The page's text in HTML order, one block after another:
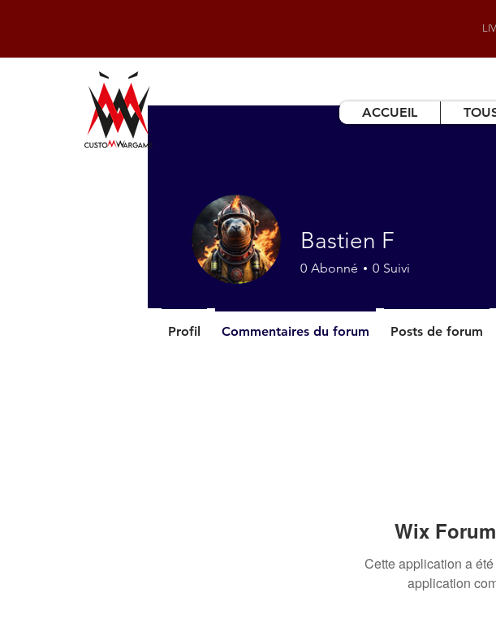
ACCUEIL
Wix
Cette application a
application
Bastien F
0 Abonné 0 Suivi
Profil Commentaires du forum Posts de forum